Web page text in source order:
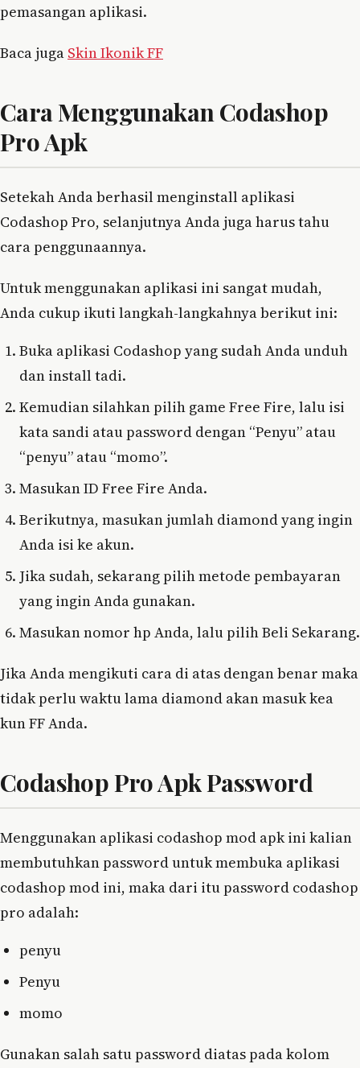
pemasangan aplikasi.
Baca juga Skin Ikonik FF
Cara Menggunakan Codashop
Pro Apk
Setekah Anda berhasil menginstall aplikasi
Codashop Pro, selanjutnya Anda juga harus tahu
cara penggunaannya.
Untuk menggunakan aplikasi ini sangat mudah,
Anda cukup ikuti langkah-langkahnya berikut ini:
Buka aplikasi Codashop yang sudah Anda unduh
dan install tadi.
Kemudian silahkan pilih game Free Fire, lalu isi
kata sandi atau password dengan “Penyu” atau
“penyu” atau “momo”.
Masukan ID Free Fire Anda.
Berikutnya, masukan jumlah diamond yang ingin
Anda isi ke akun.
Jika sudah, sekarang pilih metode pembayaran
yang ingin Anda gunakan.
Masukan nomor hp Anda, lalu pilih Beli Sekarang.
Jika Anda mengikuti cara di atas dengan benar maka
tidak perlu waktu lama diamond akan masuk kea
kun FF Anda.
Codashop Pro Apk Password
Menggunakan aplikasi codashop mod apk ini kalian
membutuhkan password untuk membuka aplikasi
codashop mod ini, maka dari itu password codashop
pro adalah:
penyu
Penyu
momo
Gunakan salah satu password diatas pada kolom